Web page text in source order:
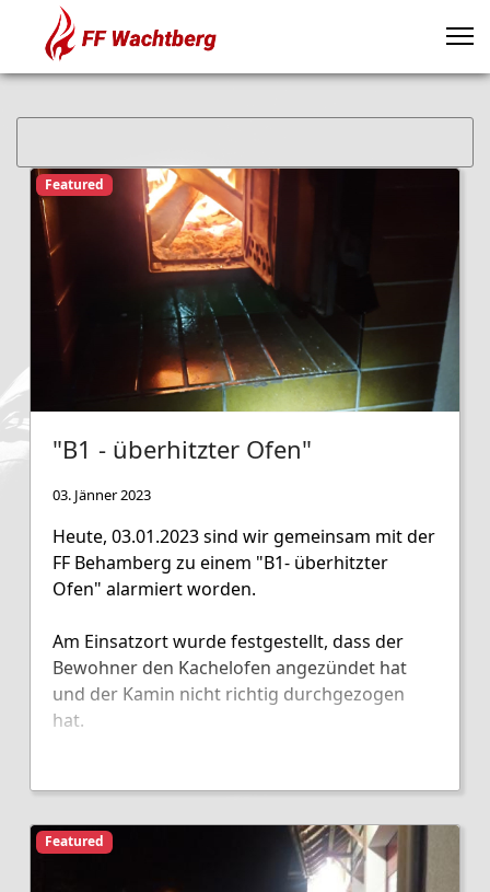
Featured
"B1 - überhitzter Ofen"
03. Jänner 2023
Heute, 03.01.2023 sind wir gemeinsam mit der
FF Behamberg zu einem "B1- überhitzter
Ofen" alarmiert worden.
Am Einsatzort wurde festgestellt, dass der
Bewohner den Kachelofen angezündet hat
und der Kamin nicht richtig durchgezogen
hat.
durch die Belüftungsmaßnahmen hat der
Kamin anschließend durchgezogen.
Zur Sicherheit wurde noch der örtliche
Rauchfangkehrer kontaktiert.
Featured